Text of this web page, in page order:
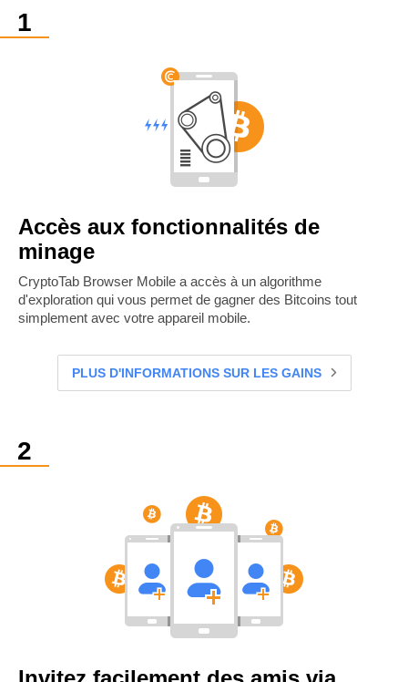
Accès aux fonctionnalités de
minage
CryptoTab Browser Mobile a accès à un algorithme
d'exploration qui vous permet de gagner des Bitcoins tout
simplement avec votre appareil mobile.
PLUS D'INFORMATIONS SUR LES GAINS